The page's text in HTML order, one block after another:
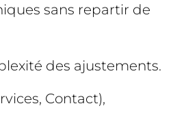
sans repartir de
des ajustements.
Contact),